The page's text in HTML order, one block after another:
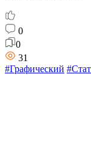
0
0
31
#Графический